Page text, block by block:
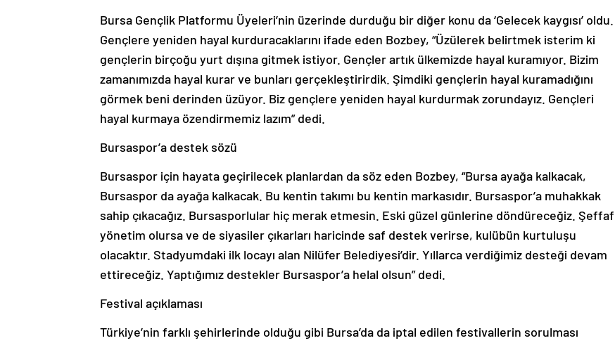
Bursa Gençlik Platformu Üyeleri’nin üzerinde durduğu bir diğer konu da ‘Gelecek kaygısı’ oldu.
Gençlere yeniden hayal kurduracaklarını ifade eden Bozbey, “Üzülerek belirtmek isterim ki
gençlerin birçoğu yurt dışına gitmek istiyor. Gençler artık ülkemizde hayal kuramıyor. Bizim
zamanımızda hayal kurar ve bunları gerçekleştirirdik. Şimdiki gençlerin hayal kuramadığını
görmek beni derinden üzüyor. Biz gençlere yeniden hayal kurdurmak zorundayız. Gençleri
hayal kurmaya özendirmemiz lazım” dedi.
Bursaspor’a destek sözü
Bursaspor için hayata geçirilecek planlardan da söz eden Bozbey, “Bursa ayağa kalkacak,
Bursaspor da ayağa kalkacak. Bu kentin takımı bu kentin markasıdır. Bursaspor’a muhakkak
sahip çıkacağız. Bursasporlular hiç merak etmesin. Eski güzel günlerine döndüreceğiz. Şeffaf
yönetim olursa ve de siyasiler çıkarları haricinde saf destek verirse, kulübün kurtuluşu
olacaktır. Stadyumdaki ilk locayı alan Nilüfer Belediyesi’dir. Yıllarca verdiğimiz desteği devam
ettireceğiz. Yaptığımız destekler Bursaspor’a helal olsun” dedi.
Festival açıklaması
Türkiye’nin farklı şehirlerinde olduğu gibi Bursa’da da iptal edilen festivallerin sorulması